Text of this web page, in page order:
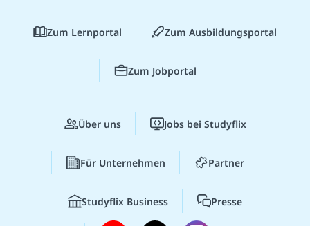
Zum Lernportal Zum Ausbildungsportal
Zum Jobportal
Über uns Jobs bei Studyflix
Für Unternehmen Partner
Studyflix Business Presse